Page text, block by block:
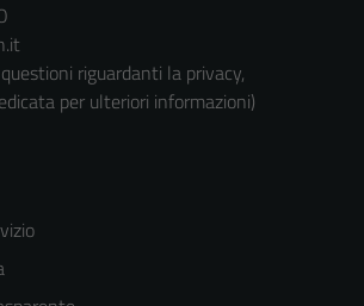
riguardanti la privacy,
per ulteriori informazioni)
per il
funzionamento